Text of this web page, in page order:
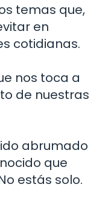
temas que,
en
cotidianas.
nos toca a
de nuestras
abrumado
que
estás solo.